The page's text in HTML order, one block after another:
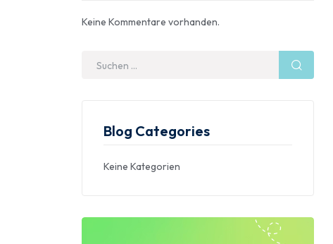
Keine Kommentare vorhanden.
Blog Categories
Keine Kategorien